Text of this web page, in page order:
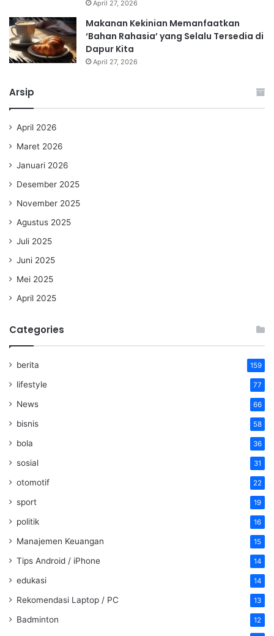
April 27, 2026
Makanan Kekinian Memanfaatkan
‘Bahan Rahasia’ yang Selalu Tersedia di
Dapur Kita
April 27, 2026
Arsip
April 2026
Maret 2026
Januari 2026
Desember 2025
November 2025
Agustus 2025
Juli 2025
Juni 2025
Mei 2025
April 2025
Categories
berita 159
lifestyle 77
News 66
bisnis 58
bola 36
sosial 31
otomotif 22
sport 19
politik 16
Manajemen Keuangan 15
Tips Android / iPhone 14
edukasi 14
Rekomendasi Laptop / PC 13
Badminton 12